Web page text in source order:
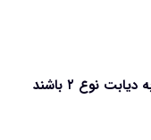
نوع ۲ باشند